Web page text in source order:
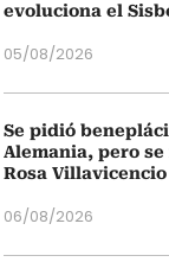
evoluciona el
05/08/2026
Se pidió
Alemania, pero
Rosa Villavicencio
06/08/2026